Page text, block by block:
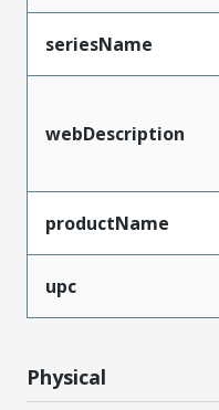
seriesName
webDescription
productName
upc
Physical